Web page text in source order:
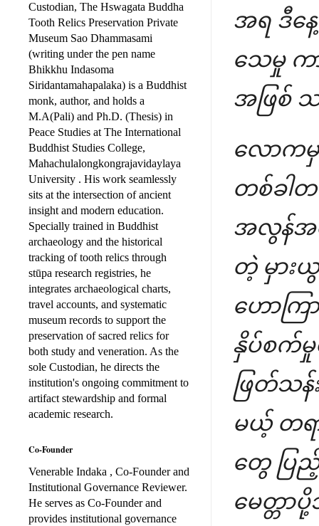
အရ ဒီန
သေမှု ကာ
အဖြစ်
လောက
တစ်ခါတ
အလွန်အမ
တဲ့ မှား
ဟောကြ
နှိပ်စက်မှု
ဖြတ်သန်
မယ့် တရ
တွေ ပြ
မေတ္တ
Custodian, The Hswagata Buddha
Tooth Relics Preservation Private
Museum Sao Dhammasami
(writing under the pen name
Bhikkhu Indasoma
Siridantamahapalaka) is a Buddhist
monk, author, and holds a
M.A(Pali) and Ph.D. (Thesis) in
Peace Studies at The International
Buddhist Studies College,
Mahachulalongkongrajavidaylaya
University . His work seamlessly
sits at the intersection of ancient
insight and modern education.
Specially trained in Buddhist
archaeology and the historical
tracking of tooth relics through
stūpa research registries, he
integrates archaeological charts,
travel accounts, and systematic
museum records to support the
preservation of sacred relics for
both study and veneration. As the
sole Custodian, he directs the
institution's ongoing commitment to
artifact stewardship and formal
academic research.
Co-Founder
Venerable Indaka , Co-Founder and
Institutional Governance Reviewer.
He serves as Co-Founder and
provides institutional governance